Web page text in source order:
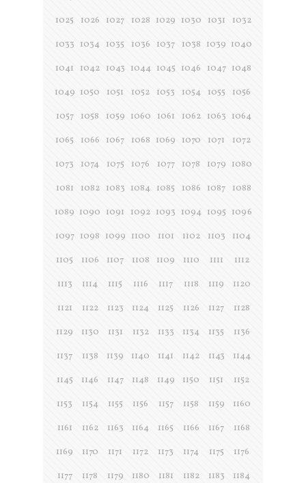
1025
1026 1027 1028 1029 1030 1031
1032
1033 1034 1035 1036 1037 1038 1039 1040
1041
1042 1043 1044 1045 1046 1047 1048
1049 1050 1051 1052 1053 1054 1055
1056
1057
1058 1059 1060 1061 1062 1063 1064
1065
1066 1067 1068 1069 1070 1071
1072
1073
1074 1075 1076 1077 1078 1079 1080
1081
1082 1083 1084 1085 1086 1087
1088
1089 1090 1091 1092 1093 1094 1095 1096
1097 1098 1099 1100 1101 1102 1103
1104
1105
1106 1107 1108 1109 1110 1111
1112
1113
1114 1115 1116 1117 1118 1119
1120
1121
1122 1123 1124 1125 1126 1127
1128
1129
1130 1131 1132 1133 1134 1135
1136
1137
1138 1139 1140 1141 1142 1143
1144
1145
1146 1147 1148 1149 1150 1151
1152
1153
1154 1155 1156 1157 1158 1159
1160
1161
1162 1163 1164 1165 1166 1167
1168
1169
1170 1171 1172 1173 1174 1175
1176
1177
1178 1179 1180 1181 1182 1183
1184